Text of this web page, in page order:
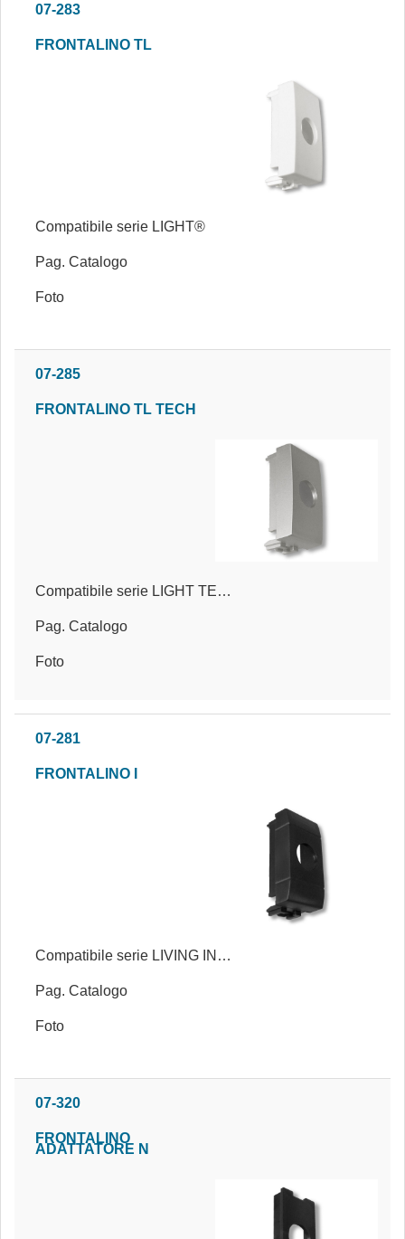
07-283
FRONTALINO TL
Compatibile serie LIGHT®
Pag. Catalogo
Foto
07-285
FRONTALINO TL TECH
Compatibile serie LIGHT TECH®
Pag. Catalogo
Foto
07-281
FRONTALINO I
Compatibile serie LIVING INTERNATIONAL®
Pag. Catalogo
Foto
07-320
FRONTALINO
ADATTATORE N